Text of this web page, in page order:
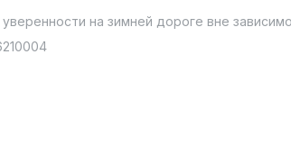
на зимней дороге вне